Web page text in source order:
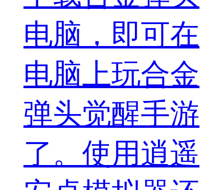
电脑，即可在
电脑上玩合金
弹头觉醒手游
了。使用逍遥